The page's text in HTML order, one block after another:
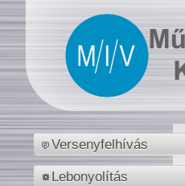
Versenyfelhívás
Lebonyolítás